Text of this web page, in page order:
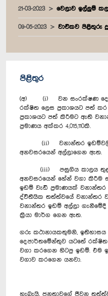
21-03-2023 වෙලාව ඉල්ලුම් කල
09-05-2023 වාචිකව පිළිතුරු
පිළිතුර
(අ) (i) වන සංරක්ෂණ
රක්ෂිත ලෙස ප්‍රකාශයට පත්
ප්‍රකාශයට පත් කිරීමට ඇති
ප්‍රමාණය අක්කර 4,015,110කි.
(ii) වනාන්තර ඉඩම්වලින්
අනවසරයෙන් අල්ලාගෙන ඇත.
(iii) පසුගිය කාලය තුළ
අනවසරයෙන් හේන් වගා කිරීම
ඉඩම් වැඩි ප්‍රමාණයක්
ද්විතීයික තත්ත්වයේ වනාන්තර
වනාන්තර ඉඩම් අල්ලා
ක්‍රියා මාර්ග ගෙන ඇත.
ගරු කථානායකතුමනි,
දෙපාර්තමේන්තුව යටතේ
වගා කරගෙන හිටපු ඉඩම්. එම
වගාව කරගෙන යනවා.
හැබැයි, ජනතාවගේ ජීවන